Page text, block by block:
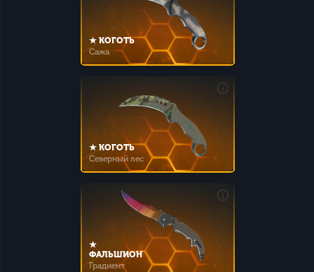
★ КОГОТЬ
Сажа
★ КОГОТЬ
Северный лес
★
ФАЛЬШИОН
Градиент